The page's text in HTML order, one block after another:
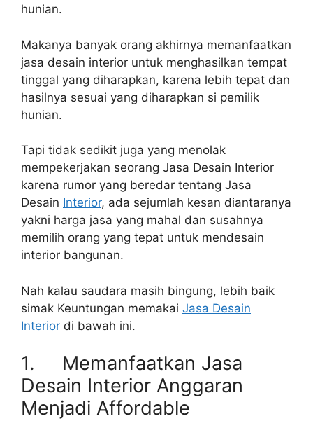
hunian.
Makanya banyak orang akhirnya memanfaatkan
jasa desain interior untuk menghasilkan tempat
tinggal yang diharapkan, karena lebih tepat dan
hasilnya sesuai yang diharapkan si pemilik
hunian.
Tapi tidak sedikit juga yang menolak
mempekerjakan seorang Jasa Desain Interior
karena rumor yang beredar tentang Jasa
Desain Interior, ada sejumlah kesan diantaranya
yakni harga jasa yang mahal dan susahnya
memilih orang yang tepat untuk mendesain
interior bangunan.
Nah kalau saudara masih bingung, lebih baik
simak Keuntungan memakai Jasa Desain
Interior di bawah ini.
1. Memanfaatkan Jasa
Desain Interior Anggaran
Menjadi Affordable